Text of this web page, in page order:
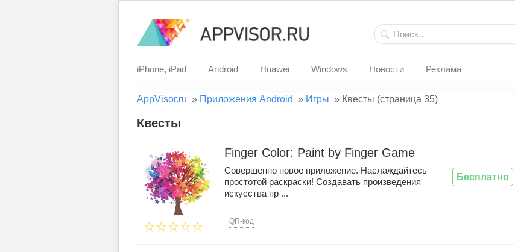
iPhone, iPad Android Huawei Windows Новости Реклама
AppVisor.ru » Приложения Android » Игры » Квесты (страница 35)
Квесты
Finger Color: Paint by Finger Game
Совершенно новое приложение. Наслаждайтесь
простотой раскраски! Создавать произведения
искусства пр ...
QR-код
Бесплатно